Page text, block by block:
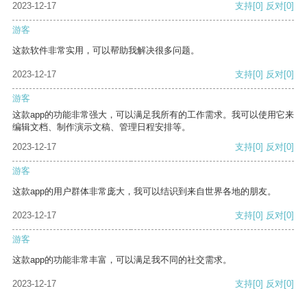
2023-12-17
支持[0] 反对[0]
游客
这款软件非常实用，可以帮助我解决很多问题。
2023-12-17 支持[0] 反对[0]
游客
这款app的功能非常强大，可以满足我所有的工作需求。我可以使用它来
编辑文档、制作演示文稿、管理日程安排等。
2023-12-17
支持[0] 反对[0]
游客
这款app的用户群体非常庞大，我可以结识到来自世界各地的朋友。
2023-12-17 支持[0] 反对[0]
游客
这款app的功能非常丰富，可以满足我不同的社交需求。
2023-12-17 支持[0] 反对[0]